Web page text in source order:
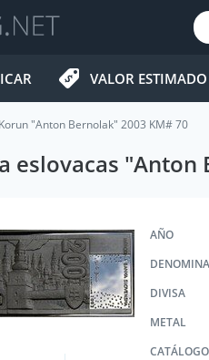
VALOR ESTIMADO
"Anton Bernolak" 2003 KM# 70
eslovacas "Anton
AÑO
DIVISA
METAL